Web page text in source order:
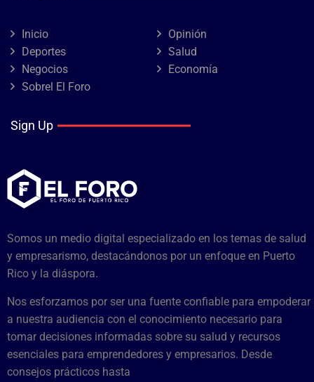
Inicio
Opinión
Deportes
Salud
Negocios
Economía
Sobrel El Foro
Sign Up
Somos un medio digital especializado en los temas de salud
y empresarismo, destacándonos por un enfoque en Puerto
Rico y la diáspora.
Nos esforzamos por ser una fuente confiable para empoderar
a nuestra audiencia con el conocimiento necesario para
tomar decisiones informadas sobre su salud y recursos
esenciales para emprendedores y empresarios. Desde
consejos prácticos hasta